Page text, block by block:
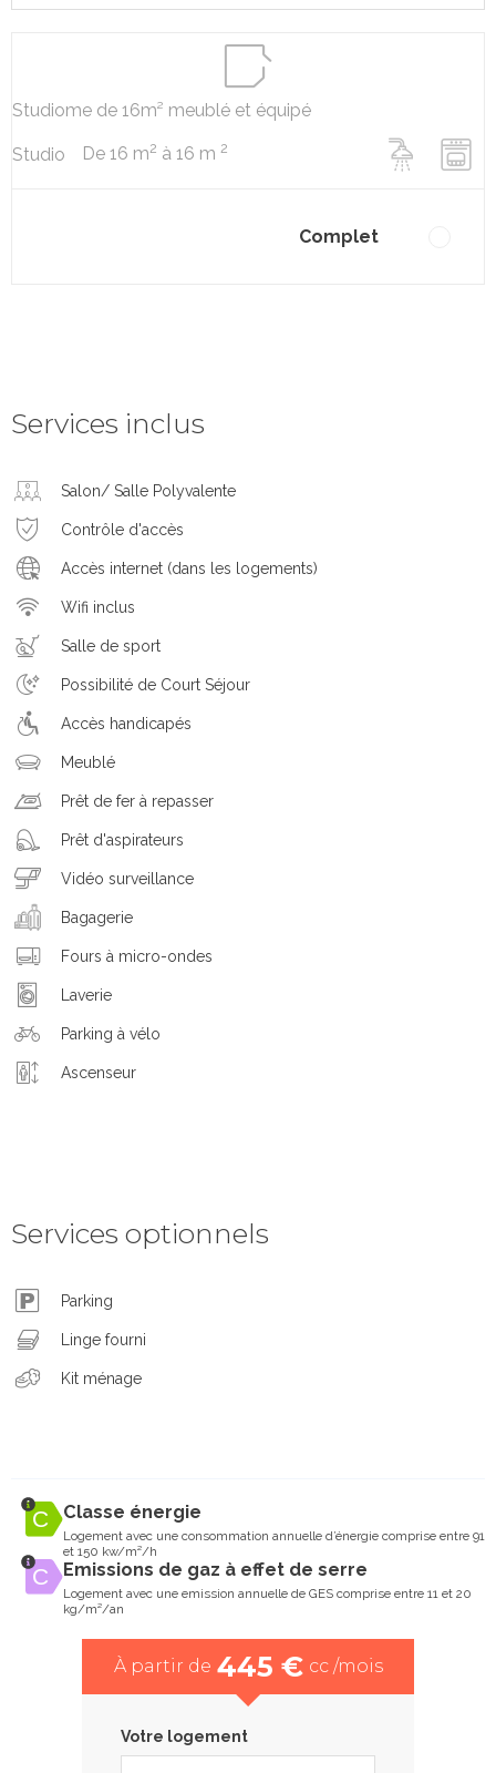
Studiome de 16m² meublé et équipé
Studio De 16 m2 à 16 m 2
Complet
Services inclus
Salon/ Salle Polyvalente
Contrôle d'accès
Accès internet (dans les logements)
Wifi inclus
Salle de sport
Possibilité de Court Séjour
Accès handicapés
Meublé
Prêt de fer à repasser
Prêt d'aspirateurs
Vidéo surveillance
Bagagerie
Fours à micro-ondes
Laverie
Parking à vélo
Ascenseur
Services optionnels
Parking
Linge fourni
Kit ménage
Classe énergie
Logement avec une consommation annuelle d’énergie comprise entre 91
et 150 kw/m²/h
Emissions de gaz à effet de serre
Logement avec une emission annuelle de GES comprise entre 11 et 20
kg/m²/an
À partir de 445 € cc /mois
Votre logement